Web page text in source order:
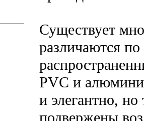
Существует
различаются
PVC и
и элегантно,
подвержены